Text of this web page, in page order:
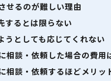
せるのが難しい理由
するとは限らない
うとしても応じてくれない
相談・依頼した場合の費用
相談・依頼するほどメリッ